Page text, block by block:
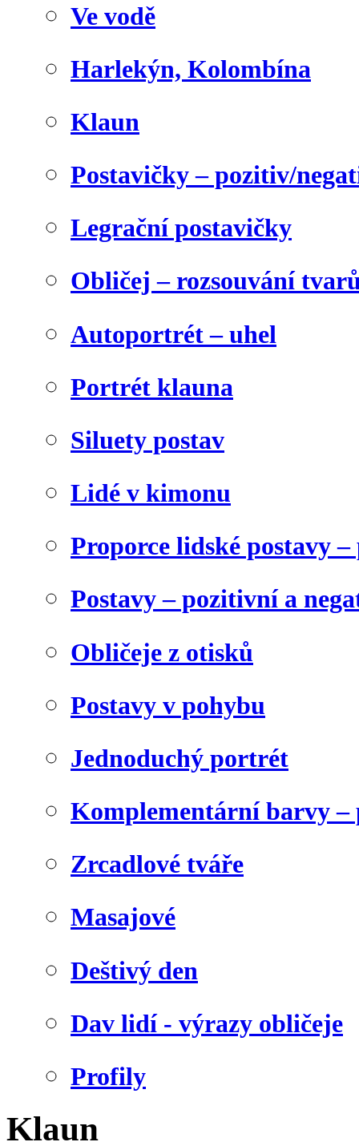
Ve vodě
Harlekýn, Kolombína
Klaun
Postavičky – pozitiv/
Legrační postavičky
Obličej – rozsouvání
Autoportrét – uhel
Portrét klauna
Siluety postav
Lidé v kimonu
Proporce lidské postavy
Postavy – pozitivní a
Obličeje z otisků
Postavy v pohybu
Jednoduchý portrét
Komplementární barvy
Zrcadlové tváře
Masajové
Deštivý den
Dav lidí - výrazy obličeje
Profily
Klaun